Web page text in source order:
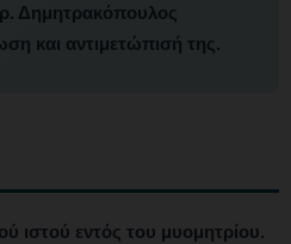
Δημητρακόπουλος
και αντιμετώπισή της.
ιστού εντός του μυομητρίου.